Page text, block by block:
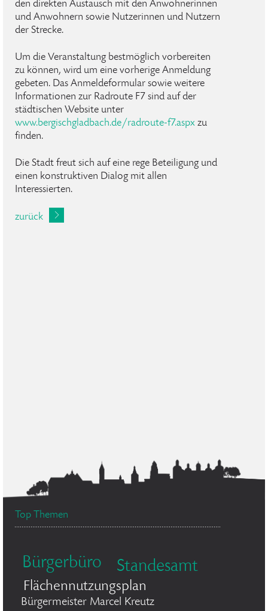
den direkten Austausch mit den Anwohnerinnen
und Anwohnern sowie Nutzerinnen und Nutzern
der Strecke.
Um die Veranstaltung bestmöglich vorbereiten
zu können, wird um eine vorherige Anmeldung
gebeten. Das Anmeldeformular sowie weitere
Informationen zur Radroute F7 sind auf der
städtischen Website unter
www.bergischgladbach.de/radroute-f7.aspx zu
finden.
Die Stadt freut sich auf eine rege Beteiligung und
einen konstruktiven Dialog mit allen
Interessierten.
zurück
Top Themen
Bürgerbüro Standesamt
Flächennutzungsplan
Bürgermeister Marcel Kreutz